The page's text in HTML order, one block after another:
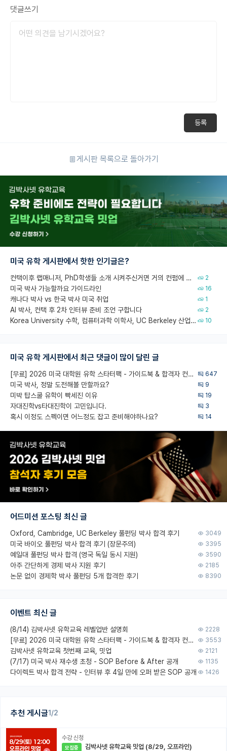
추천 게시글1/2
수강 신청
모집중 김박사넷 유학교육 밋업 (8/29, 오프라인)
댓글쓰기
등록
게시판 목록으로 돌아가기
미국 유학 게시판에서 핫한 인기글은?
컨택이후 랩매니저, PhD학생들 소개 시켜주신거면 거의 컨펌에 가깝나요? 2
미국 박사 가능할까요 가이드라인 16
캐나다 박사 vs 한국 박사 미국 취업 1
AI 박사, 컨택 후 2차 인터뷰 준비 조언 구합니다 2
Korea University 수학, 컴퓨터과학 이학사, UC Berkeley 산업공학 대학원 공학박사가 되는 것은 쉽지 않겠죠? 10
미국 유학 게시판에서 최근 댓글이 많이 달린 글
[무료] 2026 미국 대학원 유학 스타터팩 - 가이드북 & 합격자 컨택메일 템플릿 647
미국 박사, 정말 도전해볼 만할까요? 9
미박 탑스쿨 유학이 빡세진 이유 19
자대진학vs타대진학이 고민입니다. 3
혹시 이정도 스펙이면 어느정도 잡고 준비해야하나요? 14
어드미션 포스팅 최신 글
Oxford, Cambridge, UC Berkeley 풀펀딩 박사 합격 후기 3049
미국 바이오 풀펀딩 박사 합격 후기 (장문주의) 3395
예일대 풀펀딩 박사 합격 (영국 독일 동시 지원) 3590
아주 간단하게 경제 박사 지원 후기 2185
논문 없이 경제학 박사 풀펀딩 5개 합격한 후기 8390
이벤트 최신 글
(8/14) 김박사넷 유학교육 레벨업반 설명회 2228
[무료] 2026 미국 대학원 유학 스타터팩 - 가이드북 & 합격자 컨택메일 템플릿 3553
김박사넷 유학교육 첫번째 교육, 밋업 2121
(7/17) 미국 박사 재수생 초청 - SOP Before & After 공개 1135
다이렉트 박사 합격 전략 - 인터뷰 후 4일 만에 오퍼 받은 SOP 공개 1426